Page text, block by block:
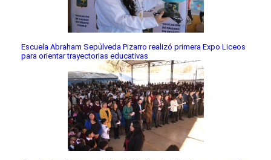
Escuela Abraham Sepúlveda Pizarro realizó primera Expo Liceos
para orientar trayectorias educativas